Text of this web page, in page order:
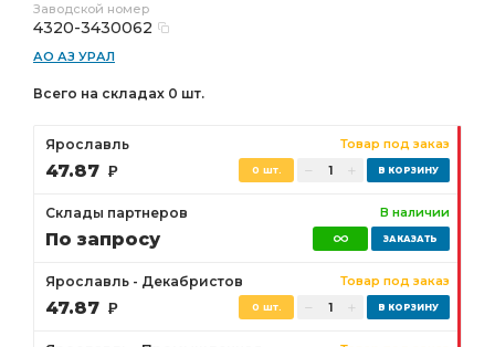
Заводской номер
4320-3430062
АО АЗ УРАЛ
Всего на складах 0 шт.
Ярославль Товар под заказ
47.87 Р 0 шт.
Склады партнеров В наличии
По запросу
Ярославль - Декабристов Товар под заказ
47.87 Р 0 шт.